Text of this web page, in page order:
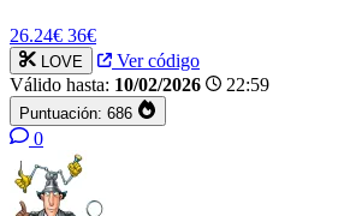
26.24€ 36€
LOVE
Ver código
Válido hasta: 10/02/2026 22:59
Puntuación: 686
0